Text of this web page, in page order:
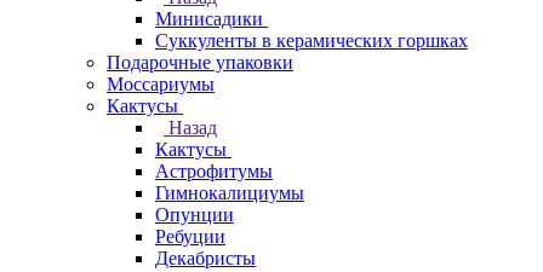
Минисадики
Суккуленты в керамических горшках
Подарочные упаковки
Моссариумы
Кактусы
Назад
Кактусы
Астрофитумы
Гимнокалициумы
Опунции
Ребуции
Декабристы